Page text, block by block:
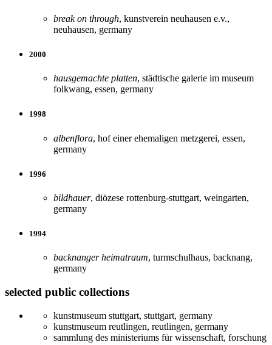
break on through, kunstverein neuhausen e.v.,
neuhausen, germany
2000
hausgemachte platten, städtische galerie im museum
folkwang, essen, germany
1998
albenflora, hof einer ehemaligen metzgerei, essen,
germany
1996
bildhauer, diözese rottenburg-stuttgart, weingarten,
germany
1994
backnanger heimatraum, turmschulhaus, backnang,
germany
selected public collections
kunstmuseum stuttgart, stuttgart, germany
kunstmuseum reutlingen, reutlingen, germany
sammlung des ministeriums für wissenschaft, forschung